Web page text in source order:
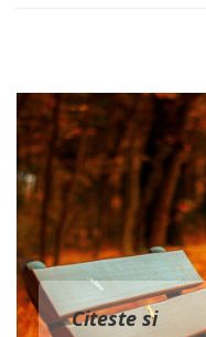
Citeste si